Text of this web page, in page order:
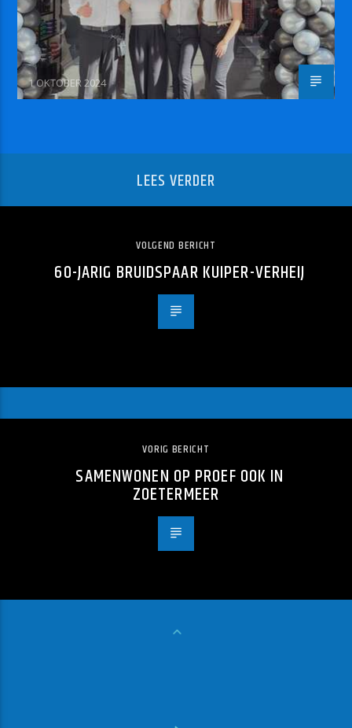
1 OKTOBER 2024
LEES VERDER
VOLGEND BERICHT
60-JARIG BRUIDSPAAR KUIPER-VERHEIJ
VORIG BERICHT
SAMENWONEN OP PROEF OOK IN
ZOETERMEER